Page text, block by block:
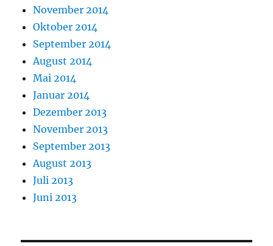
November 2014
Oktober 2014
September 2014
August 2014
Mai 2014
Januar 2014
Dezember 2013
November 2013
September 2013
August 2013
Juli 2013
Juni 2013